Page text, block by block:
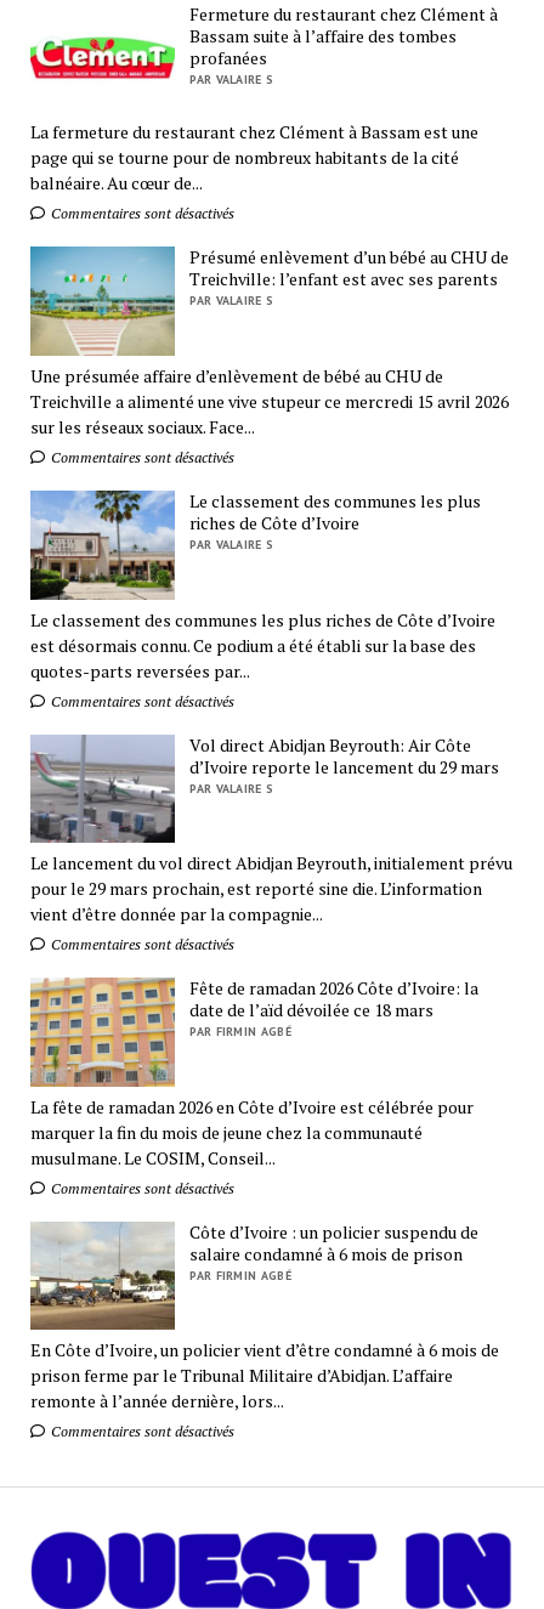
Fermeture du restaurant chez Clément à
Bassam suite à l’affaire des tombes
profanées
PAR VALAIRE S
La fermeture du restaurant chez Clément à Bassam est une
page qui se tourne pour de nombreux habitants de la cité
balnéaire. Au cœur de...
Commentaires sont désactivés
Présumé enlèvement d’un bébé au CHU de
Treichville: l’enfant est avec ses parents
PAR VALAIRE S
Une présumée affaire d’enlèvement de bébé au CHU de
Treichville a alimenté une vive stupeur ce mercredi 15 avril 2026
sur les réseaux sociaux. Face...
Commentaires sont désactivés
Le classement des communes les plus
riches de Côte d’Ivoire
PAR VALAIRE S
Le classement des communes les plus riches de Côte d’Ivoire
est désormais connu. Ce podium a été établi sur la base des
quotes-parts reversées par...
Commentaires sont désactivés
Vol direct Abidjan Beyrouth: Air Côte
d’Ivoire reporte le lancement du 29 mars
PAR VALAIRE S
Le lancement du vol direct Abidjan Beyrouth, initialement prévu
pour le 29 mars prochain, est reporté sine die. L’information
vient d’être donnée par la compagnie...
Commentaires sont désactivés
Fête de ramadan 2026 Côte d’Ivoire: la
date de l’aïd dévoilée ce 18 mars
PAR FIRMIN AGBÉ
La fête de ramadan 2026 en Côte d’Ivoire est célébrée pour
marquer la fin du mois de jeune chez la communauté
musulmane. Le COSIM, Conseil...
Commentaires sont désactivés
Côte d’Ivoire : un policier suspendu de
salaire condamné à 6 mois de prison
PAR FIRMIN AGBÉ
En Côte d’Ivoire, un policier vient d’être condamné à 6 mois de
prison ferme par le Tribunal Militaire d’Abidjan. L’affaire
remonte à l’année dernière, lors...
Commentaires sont désactivés